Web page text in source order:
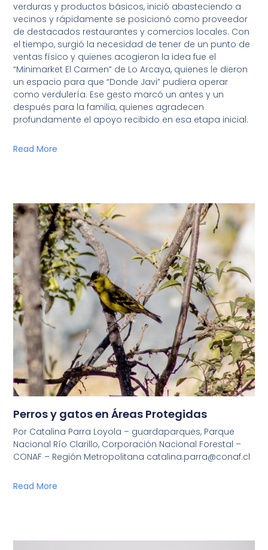
verduras y productos básicos, inició abasteciendo a
vecinos y rápidamente se posicionó como proveedor
de destacados restaurantes y comercios locales. Con
el tiempo, surgió la necesidad de tener de un punto de
ventas físico y quienes acogieron la idea fue el
“Minimarket El Carmen” de Lo Arcaya, quienes le dieron
un espacio para que “Donde Javi” pudiera operar
como verdulería. Ese gesto marcó un antes y un
después para la familia, quienes agradecen
profundamente el apoyo recibido en esa etapa inicial.
Read More
Perros y gatos en Áreas Protegidas
Por Catalina Parra Loyola – guardaparques, Parque
Nacional Río Clarillo, Corporación Nacional Forestal –
CONAF – Región Metropolitana catalina.parra@conaf.cl
Read More